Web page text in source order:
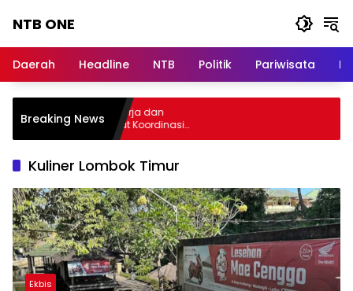
NTB ONE
dan
Lombok
Daerah Headline NTB Politik Pariwisata
Breaking News
Audiensi, Jasa Raharja dan
PANRB Perkuat Koordinasi
Kepatuhan PKB dan SWDKLLJ
Kuliner Lombok Timur
Ekbis